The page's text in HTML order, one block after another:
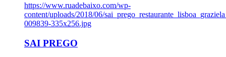
https://www.ruadebaixo.com/wp-
content/uploads/2018/06/
009839-335x256.jpg
SAI PREGO